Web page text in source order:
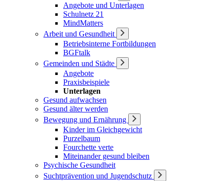
Angebote und Unterlagen
Schulnetz 21
MindMatters
Arbeit und Gesundheit
Betriebsinterne Fortbildungen
BGFtalk
Gemeinden und Städte
Angebote
Praxisbeispiele
Unterlagen
Gesund aufwachsen
Gesund älter werden
Bewegung und Ernährung
Kinder im Gleichgewicht
Purzelbaum
Fourchette verte
Miteinander gesund bleiben
Psychische Gesundheit
Suchtprävention und Jugendschutz